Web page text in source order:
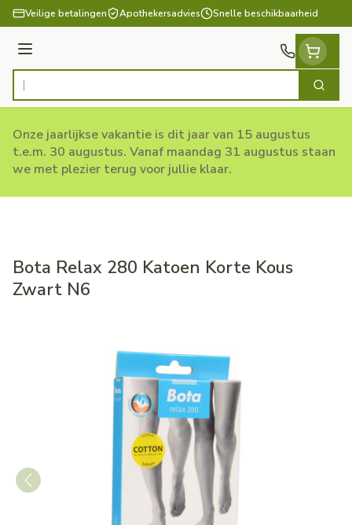
Ga naar de inhoud
Veilige betalingen Apothekersadvies Snelle beschikbaarheid
Menu
Product, merk, categorie... Zoek
Onze jaarlijkse vakantie is dit jaar van 15 augustus
t.e.m. 30 augustus. Vanaf maandag 31 augustus staan
we met plezier terug voor jullie klaar.
Bota Relax 280 Katoen Korte Kous
Zwart N6